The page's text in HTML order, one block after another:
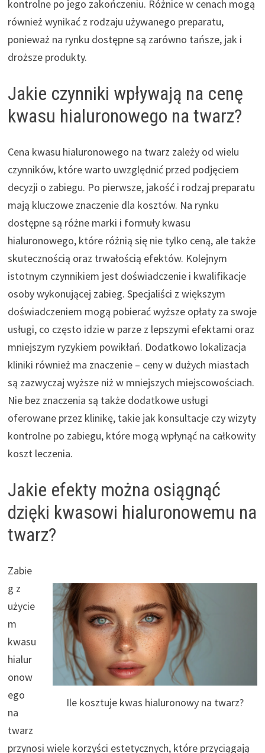
kontrolne po jego zakończeniu. Różnice w cenach mogą
również wynikać z rodzaju używanego preparatu,
ponieważ na rynku dostępne są zarówno tańsze, jak i
droższe produkty.
Jakie czynniki wpływają na cenę
kwasu hialuronowego na twarz?
Cena kwasu hialuronowego na twarz zależy od wielu
czynników, które warto uwzględnić przed podjęciem
decyzji o zabiegu. Po pierwsze, jakość i rodzaj preparatu
mają kluczowe znaczenie dla kosztów. Na rynku
dostępne są różne marki i formuły kwasu
hialuronowego, które różnią się nie tylko ceną, ale także
skutecznością oraz trwałością efektów. Kolejnym
istotnym czynnikiem jest doświadczenie i kwalifikacje
osoby wykonującej zabieg. Specjaliści z większym
doświadczeniem mogą pobierać wyższe opłaty za swoje
usługi, co często idzie w parze z lepszymi efektami oraz
mniejszym ryzykiem powikłań. Dodatkowo lokalizacja
kliniki również ma znaczenie – ceny w dużych miastach
są zazwyczaj wyższe niż w mniejszych miejscowościach.
Nie bez znaczenia są także dodatkowe usługi
oferowane przez klinikę, takie jak konsultacje czy wizyty
kontrolne po zabiegu, które mogą wpłynąć na całkowity
koszt leczenia.
Jakie efekty można osiągnąć
dzięki kwasowi hialuronowemu na
twarz?
Ile kosztuje kwas hialuronowy na twarz?
Zabie
g z
użycie
m
kwasu
hialur
onow
ego
na
twarz
przynosi wiele korzyści estetycznych, które przyciągają